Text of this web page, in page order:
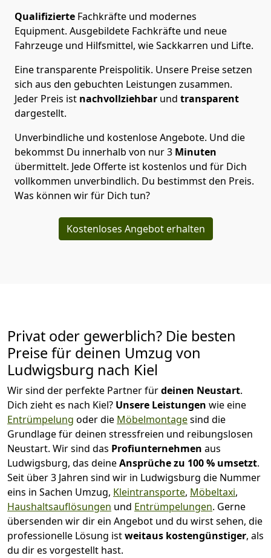
Qualifizierte Fachkräfte und modernes
Equipment. Ausgebildete Fachkräfte und neue
Fahrzeuge und Hilfsmittel, wie Sackkarren und Lifte.
Eine transparente Preispolitik. Unsere Preise setzen
sich aus den gebuchten Leistungen zusammen.
Jeder Preis ist nachvollziehbar und transparent
dargestellt.
Unverbindliche und kostenlose Angebote. Und die
bekommst Du innerhalb von nur3 Minuten
übermittelt. Jede Offerte ist kostenlos und für Dich
vollkommen unverbindlich. Du bestimmst den Preis.
Was können wir für Dich tun?
Kostenloses Angebot erhalten
Privat oder gewerblich? Die besten
Preise für deinen Umzug von
Ludwigsburg nach Kiel
Wir sind der perfekte Partner fürdeinen Neustart.
Dich zieht es nach Kiel? Unsere Leistungen wie eine
Entrümpelung oder die Möbelmontagesind die
Grundlage für deinen stressfreien und reibungslosen
Neustart. Wir sind das Profiunternehmen aus
Ludwigsburg, das deineAnsprüche zu 100 % umsetzt.
Seit über 3 Jahren sind wir in Ludwigsburg die Nummer
eins in Sachen Umzug, Kleintransporte, Möbeltaxi,
Haushaltsauflösungen und Entrümpelungen. Gerne
übersenden wir dir ein Angebot und du wirst sehen, die
professionelle Lösung istweitaus kostengünstiger, als
du dir es vorgestellt hast.